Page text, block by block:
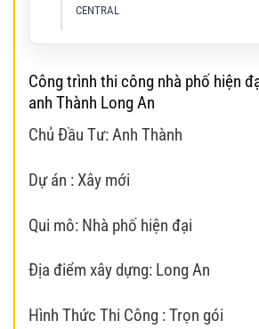
CENTRAL
Công trình thi công nhà phố hiện
anh Thành Long An
Chủ Đầu Tư: Anh Thành
Dự án : Xây mới
Qui mô: Nhà phố hiện đại
Địa điểm xây dựng: Long An
Hình Thức Thi Công : Trọn gói